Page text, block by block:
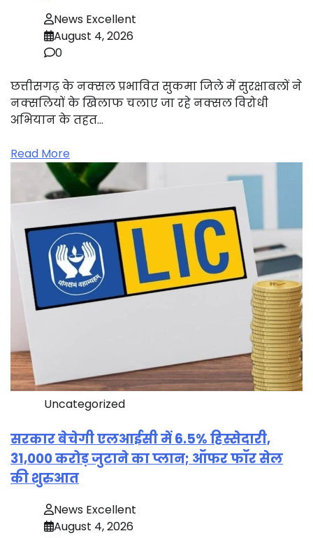
News Excellent
August 4, 2026
0
छत्तीसगढ़ के नक्सल प्रभावित सुकमा जिले में सुरक्षाबलों ने
नक्सलियों के खिलाफ चलाए जा रहे नक्सल विरोधी
अभियान के तहत…
Read More
Uncategorized
सरकार बेचेगी एलआईसी में 6.5% हिस्सेदारी,
31,000 करोड़ जुटाने का प्लान; ऑफर फॉर सेल
की शुरुआत
News Excellent
August 4, 2026